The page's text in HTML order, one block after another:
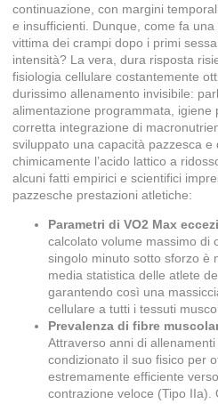
continuazione, con margini
e insufficienti. Dunque, come fa
vittima dei crampi dopo i primi
intensità? La vera, dura risposta
fisiologia cellulare costantemente
durissimo allenamento invisibile:
alimentazione programmata, igiene
corretta integrazione di
sviluppato una capacità pazzesca
chimicamente l’acido lattico a
alcuni fatti empirici e scientifici
pazzesche prestazioni atletiche:
Parametri di VO2 Max
calcolato volume massimo di
singolo minuto sotto sforzo è
media statistica delle atlete
garantendo così una
cellulare a tutti i tessuti
Prevalenza di fibre
Attraverso anni di
condizionato il suo fisico per
estremamente efficiente
contrazione veloce (Tipo